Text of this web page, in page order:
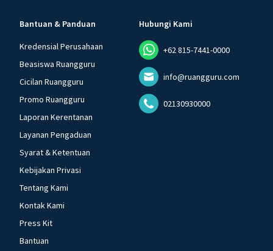
Bantuan & Panduan
Kredensial Perusahaan
Beasiswa Ruangguru
Cicilan Ruangguru
Promo Ruangguru
Laporan Kerentanan
Layanan Pengaduan
Syarat & Ketentuan
Kebijakan Privasi
Tentang Kami
Kontak Kami
Press Kit
Bantuan
Hubungi Kami
+62 815-7441-0000
info@ruangguru.com
02130930000